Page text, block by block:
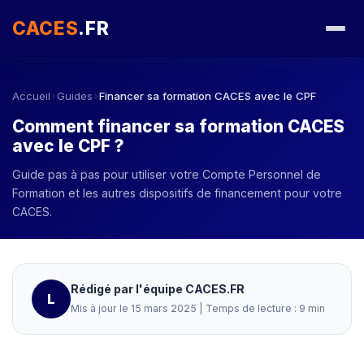
CACES.FR
Accueil › Guides ›Financer sa formation CACES avec le CPF
Comment financer sa formation CACES
avec le CPF ?
Guide pas à pas pour utiliser votre Compte Personnel de
Formation et les autres dispositifs de financement pour votre
CACES.
L
Rédigé par l'équipe CACES.FR
Mis à jour le 15 mars 2025 | Temps de lecture : 9 min